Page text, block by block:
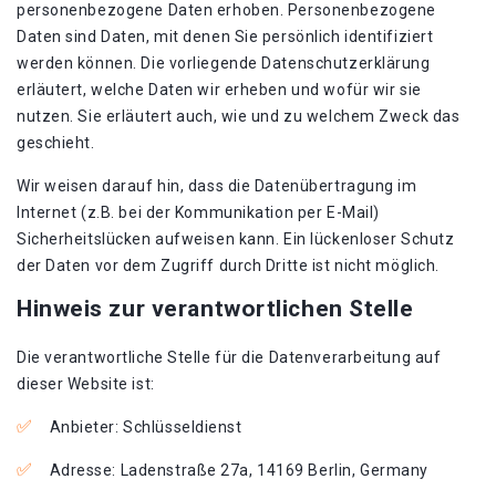
personenbezogene Daten erhoben. Personenbezogene
Daten sind Daten, mit denen Sie persönlich identifiziert
werden können. Die vorliegende Datenschutzerklärung
erläutert, welche Daten wir erheben und wofür wir sie
nutzen. Sie erläutert auch, wie und zu welchem Zweck das
geschieht.
Wir weisen darauf hin, dass die Datenübertragung im
Internet (z.B. bei der Kommunikation per E-Mail)
Sicherheitslücken aufweisen kann. Ein lückenloser Schutz
der Daten vor dem Zugriff durch Dritte ist nicht möglich.
Hinweis zur verantwortlichen Stelle
Die verantwortliche Stelle für die Datenverarbeitung auf
dieser Website ist:
Anbieter: Schlüsseldienst
Adresse: Ladenstraße 27a, 14169 Berlin, Germany